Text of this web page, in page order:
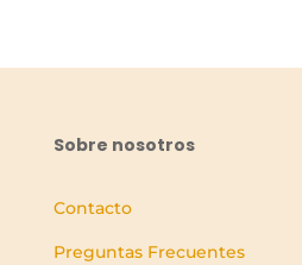
Sobre nosotros
Contacto
Preguntas Frecuentes